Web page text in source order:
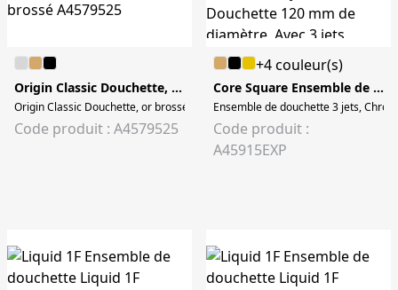
Origin Classic Douchette, 1 jet (Aquaspray)
Origin Classic Douchette, or brossé Douchette, or brossé
Code produit : A4579525
+4 couleur(s)
Core Square Ensemble de douchette 3 jets
Ensemble de douchette 3 jets,
Code produit :
A45915EXP